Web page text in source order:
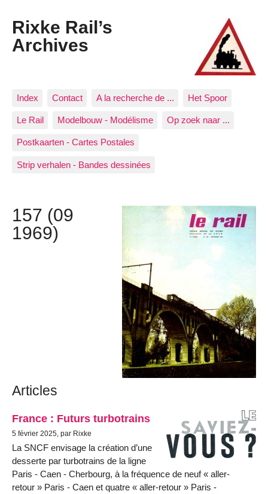
Rixke Rail’s
Archives
Index Contact A la recherche de ... Het Spoor
Le Rail Modelbouw - Modélisme Op zoek naar ...
Postkaarten - Cartes Postales
Strip verhalen - Bandes dessinées
157 (09
1969)
Articles
France : Futurs turbotrains
5 février 2025, par Rixke
La SNCF envisage la création d’une
desserte par turbotrains de la ligne
Paris - Caen - Cherbourg, à la fréquence de neuf « aller-
retour » Paris - Caen et quatre « aller-retour » Paris -